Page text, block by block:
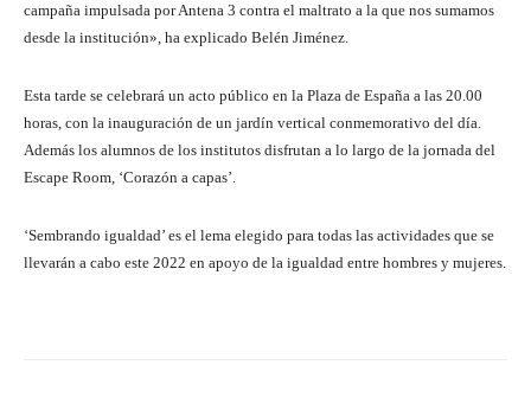
campaña impulsada por Antena 3 contra el maltrato a la que nos sumamos
desde la institución», ha explicado Belén Jiménez.
Esta tarde se celebrará un acto público en la Plaza de España a las 20.00
horas, con la inauguración de un jardín vertical conmemorativo del día.
Además los alumnos de los institutos disfrutan a lo largo de la jornada del
Escape Room, ‘Corazón a capas’.
‘Sembrando igualdad’ es el lema elegido para todas las actividades que se
llevarán a cabo este 2022 en apoyo de la igualdad entre hombres y mujeres.